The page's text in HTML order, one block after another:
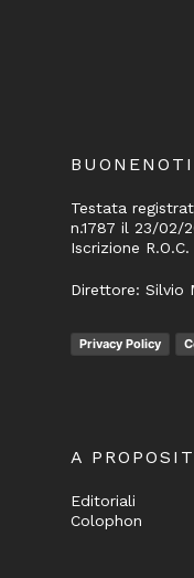
Testata
n.1787 il 23/02/
Iscrizione R.O.C.
Direttore: Silvio
Privacy Policy
A
Editoriali
Colophon